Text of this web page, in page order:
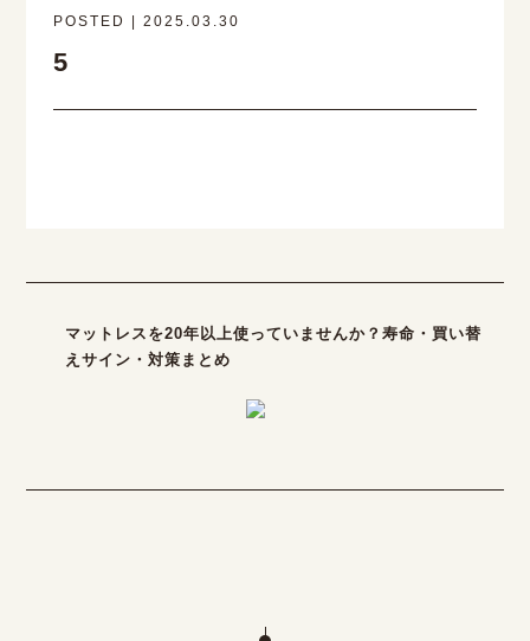
POSTED | 2025.03.30
5
マットレスを20年以上使っていませんか？寿命・買い替
えサイン・対策まとめ